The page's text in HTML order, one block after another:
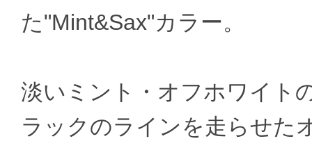
た"Mint&Sax"カラー。
淡いミント・オフホワイト
ラックのラインを走らせた